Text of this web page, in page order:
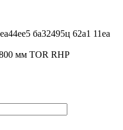
мм TOR RHP